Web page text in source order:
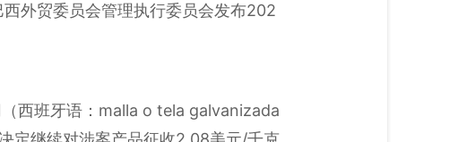
外贸委员会管理执行委员会发布202
西班牙语：malla o tela galvanizada